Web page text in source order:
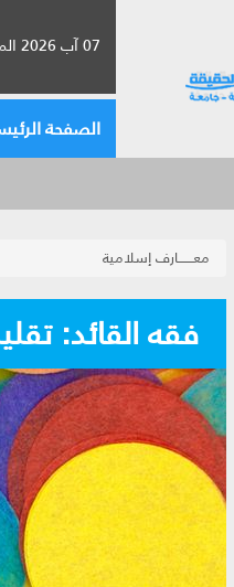
07 آب 2026 الموافق لـ 23 صفر 1448
الصفحة
معـــــــارف إسلامية
فقه القائد: